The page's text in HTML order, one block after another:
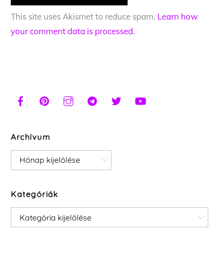
This site uses Akismet to reduce spam. Learn how
your comment data is processed.
Archívum
Archívum
Kategóriák
Kategóriák